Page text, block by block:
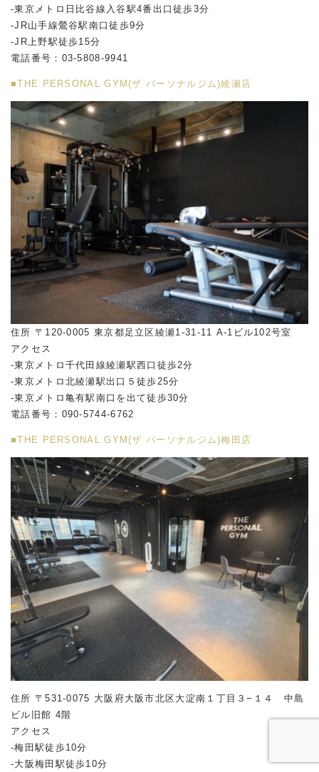
-東京メトロ日比谷線入谷駅4番出口徒歩3分
-JR山手線鶯谷駅南口徒歩9分
-JR上野駅徒歩15分
電話番号：03-5808-9941
■THE PERSONAL GYM(ザ パーソナルジム)綾瀬店
住所 〒120-0005 東京都足立区綾瀬1-31-11 A-1ビル102号室
アクセス
-東京メトロ千代田線綾瀬駅西口徒歩2分
-東京メトロ北綾瀬駅出口５徒歩25分
-東京メトロ亀有駅南口を出て徒歩30分
電話番号：090-5744-6762
■THE PERSONAL GYM(ザ パーソナルジム)梅田店
住所 〒531-0075 大阪府大阪市北区大淀南１丁目３−１４ 中島
ビル旧館 4階
アクセス
-梅田駅徒歩10分
-大阪梅田駅徒歩10分